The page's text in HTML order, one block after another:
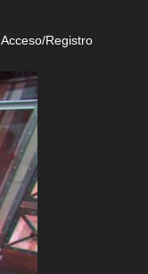
Acceso/Registro